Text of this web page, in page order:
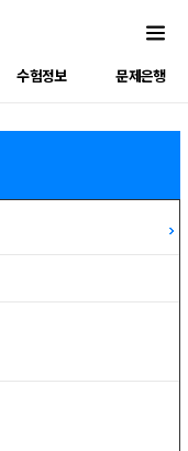
수험정보 문제은행